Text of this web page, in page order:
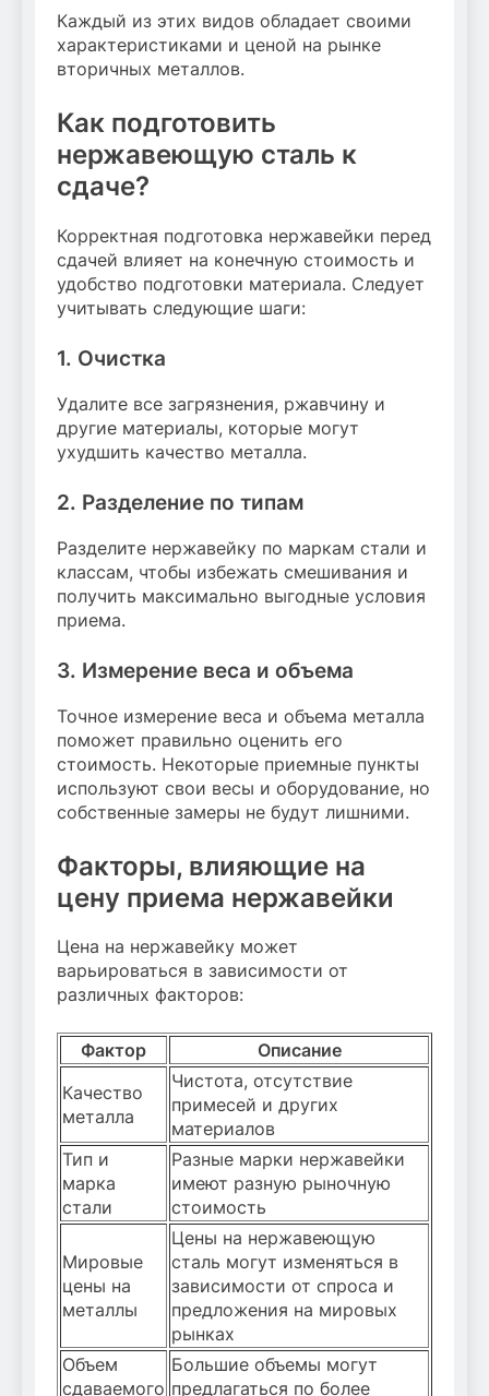
Каждый из этих видов обладает своими
характеристиками и ценой на рынке
вторичных металлов.
Как подготовить
нержавеющую сталь к
сдаче?
Корректная подготовка нержавейки перед
сдачей влияет на конечную стоимость и
удобство подготовки материала. Следует
учитывать следующие шаги:
1. Очистка
Удалите все загрязнения, ржавчину и
другие материалы, которые могут
ухудшить качество металла.
2. Разделение по типам
Разделите нержавейку по маркам стали и
классам, чтобы избежать смешивания и
получить максимально выгодные условия
приема.
3. Измерение веса и объема
Точное измерение веса и объема металла
поможет правильно оценить его
стоимость. Некоторые приемные пункты
используют свои весы и оборудование, но
собственные замеры не будут лишними.
Факторы, влияющие на
цену приема нержавейки
Цена на нержавейку может
варьироваться в зависимости от
различных факторов:
Фактор
Описание
Качество
металла
Чистота, отсутствие
примесей и других
материалов
Тип и
марка
стали
Разные марки нержавейки
имеют разную рыночную
стоимость
Мировые
цены на
металлы
Цены на нержавеющую
сталь могут изменяться в
зависимости от спроса и
предложения на мировых
рынках
Объем
сдаваемого
Большие объемы могут
предлагаться по более